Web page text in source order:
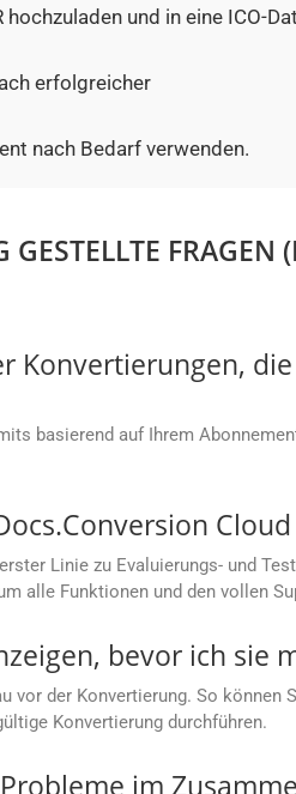
hochzuladen und in eine ICO-
erfolgreicher
nach Bedarf verwenden.
GESTELLTE FRAGEN
Konvertierungen,
basierend auf Ihrem
Linie zu Evaluierungs- und
alle Funktionen und den vollen
bevor ich sie
der Konvertierung. So
Konvertierung durchführen.
im